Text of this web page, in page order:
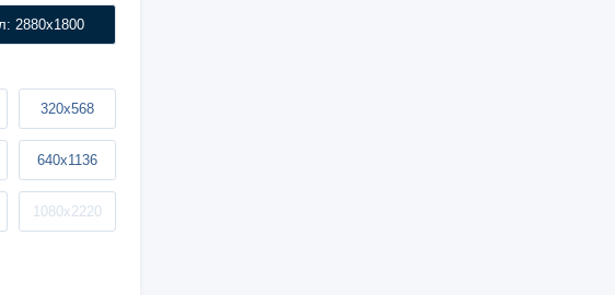
2880x1800
320x568
640x1136
1080x2220